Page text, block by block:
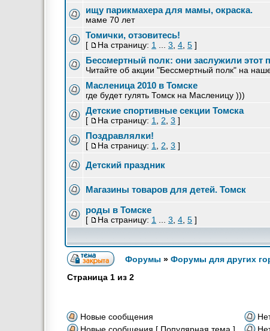
ищу парикмахера для мамы, окраска.
маме 70 лет
Томички, отзовитесь!
[ На страницу: 1 3 4 5 ]
Бессмертный полк: они заслужили этот
Читайте об акции "Бессмертный полк" на
Масленица 2010 в Томске
где будет гулять Томск на Масленицу )))
Детские спортивные секции Томска
[ На страницу: 1 2 3 ]
Поздравлялки!
[ На страницу: 1 2 3 ]
Детский праздник
Магазины товаров для детей. Томск
роды в Томске
[ На страницу: 1 3 4 5 ]
Форумы » Форумы для других
Страница 1 из 2
Новые сообщения